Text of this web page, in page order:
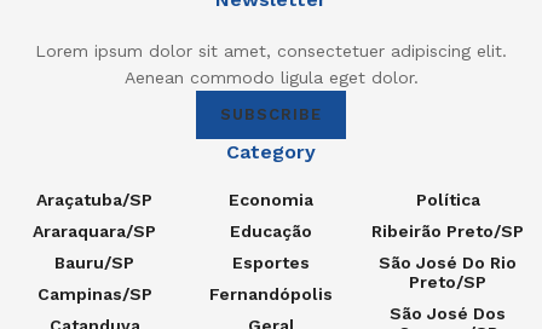
Lorem ipsum dolor sit amet, consectetuer adipiscing elit.
Aenean commodo ligula eget dolor.
SUBSCRIBE
Category
Araçatuba/SP
Araraquara/SP
Bauru/SP
Campinas/SP
Catanduva
Economia
Educação
Esportes
Fernandópolis
Geral
Política
Ribeirão Preto/SP
São José Do Rio
Preto/SP
São José Dos